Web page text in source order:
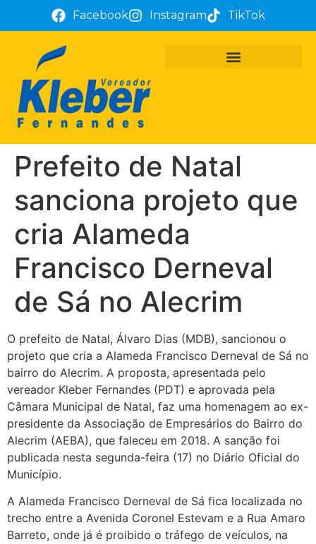
Facebook Instagram TikTok
Prefeito de Natal
sanciona projeto que
cria Alameda
Francisco Derneval
de Sá no Alecrim
O prefeito de Natal, Álvaro Dias (MDB), sancionou o
projeto que cria a Alameda Francisco Derneval de Sá no
bairro do Alecrim. A proposta, apresentada pelo
vereador Kleber Fernandes (PDT) e aprovada pela
Câmara Municipal de Natal, faz uma homenagem ao ex-
presidente da Associação de Empresários do Bairro do
Alecrim (AEBA), que faleceu em 2018. A sanção foi
publicada nesta segunda-feira (17) no Diário Oficial do
Município.
A Alameda Francisco Derneval de Sá fica localizada no
trecho entre a Avenida Coronel Estevam e a Rua Amaro
Barreto, onde já é proibido o tráfego de veículos, na